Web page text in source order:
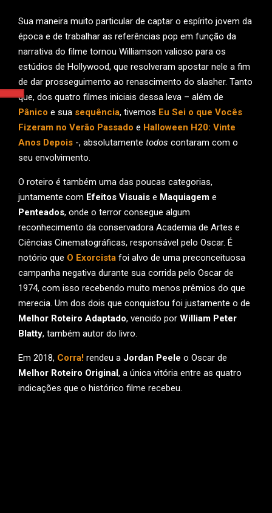
Sua maneira muito particular de captar o espírito jovem da
época e de trabalhar as referências pop em função da
narrativa do filme tornou Williamson valioso para os
estúdios de Hollywood, que resolveram apostar nele a fim
de dar prosseguimento ao renascimento do slasher. Tanto
que, dos quatro filmes iniciais dessa leva – além de
Pânico e sua sequência, tivemos Eu Sei o que Vocês
Fizeram no Verão Passado e Halloween H20: Vinte
Anos Depois -, absolutamente todos contaram com o
seu envolvimento.
O roteiro é também uma das poucas categorias,
juntamente com Efeitos Visuais e Maquiagem e
Penteados, onde o terror consegue algum
reconhecimento da conservadora Academia de Artes e
Ciências Cinematográficas, responsável pelo Oscar. É
notório que O Exorcista foi alvo de uma preconceituosa
campanha negativa durante sua corrida pelo Oscar de
1974, com isso recebendo muito menos prêmios do que
merecia. Um dos dois que conquistou foi justamente o de
Melhor Roteiro Adaptado, vencido por William Peter
Blatty, também autor do livro.
Em 2018, Corra! rendeu a Jordan Peele o Oscar de
Melhor Roteiro Original, a única vitória entre as quatro
indicações que o histórico filme recebeu.